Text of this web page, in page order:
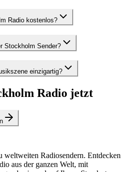
Radio kostenlos?
Stockholm Sender?
einzigartig?
Radio jetzt
Radiosendern. Entdecken
aus der ganzen Welt, mit